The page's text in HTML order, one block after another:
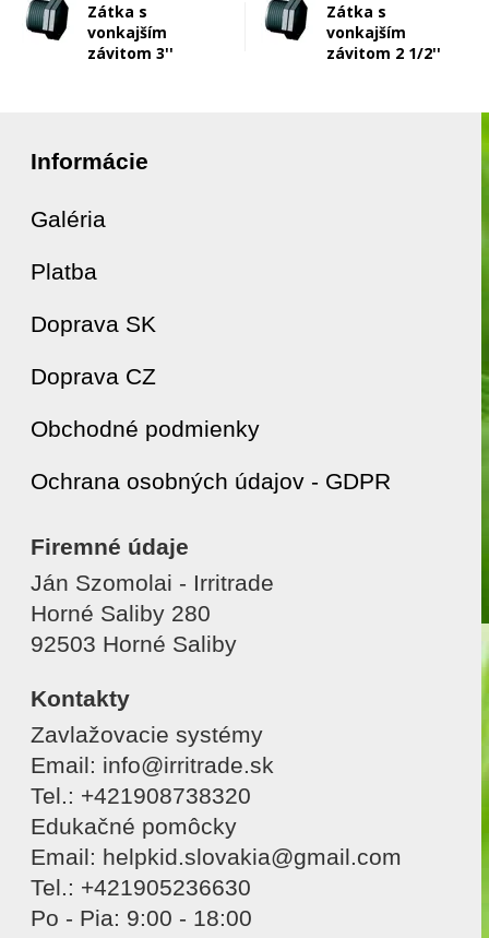
Zátka s
vonkajším
závitom 3''
Zátka s
vonkajším
závitom 2 1/2''
Informácie
Galéria
Platba
Doprava SK
Doprava CZ
Obchodné podmienky
Ochrana osobných údajov - GDPR
Firemné údaje
Ján Szomolai - Irritrade
Horné Saliby 280
92503 Horné Saliby
Kontakty
Zavlažovacie systémy
Email: info@irritrade.sk
Tel.: +421908738320
Edukačné pomôcky
Email: helpkid.slovakia@gmail.com
Tel.: +421905236630
Po - Pia: 9:00 - 18:00